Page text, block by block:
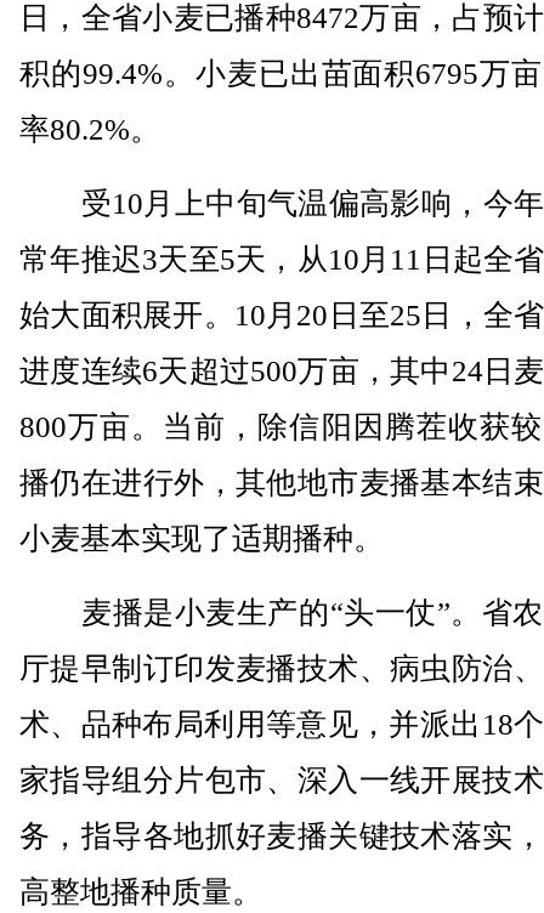
日，全省小麦已播种8472万亩，占预
积的99.4%。小麦已出苗面积6795万
率80.2%。
受10月上中旬气温偏高影响，今
常年推迟3天至5天，从10月11日起全
始大面积展开。10月20日至25日，全
进度连续6天超过500万亩，其中24日
800万亩。当前，除信阳因腾茬收获
播仍在进行外，其他地市麦播基本结
小麦基本实现了适期播种。
麦播是小麦生产的“头一仗”。省
厅提早制订印发麦播技术、病虫防治
术、品种布局利用等意见，并派出18
家指导组分片包市、深入一线开展技
务，指导各地抓好麦播关键技术落实
高整地播种质量。